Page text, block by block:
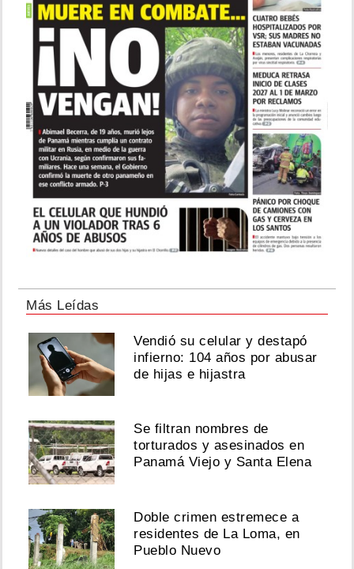
Más Leídas
Vendió su celular y destapó
infierno: 104 años por abusar
de hijas e hijastra
Se filtran nombres de
torturados y asesinados en
Panamá Viejo y Santa Elena
Doble crimen estremece a
residentes de La Loma, en
Pueblo Nuevo